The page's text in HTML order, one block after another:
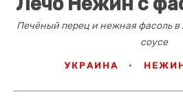
Печёный перец и нежная фасоль
соусе
УКРАИНА ·